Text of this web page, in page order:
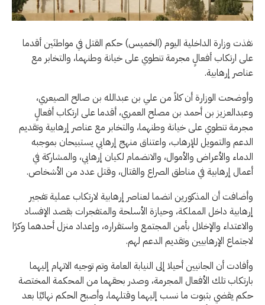
نفذت وزارة الداخلية اليوم (الخميس) حكم القتل في مواطنَين أقدما
على ارتكاب أفعالٍ مجرمة تنطوي على خيانة وطنهما، والتخابر مع
عناصر إرهابية.
وأوضحت الوزارة أن كلاً من علي بن عبدالله بن صالح الصيعري،
وعبدالعزيز بن أحمد بن مصلح العمري، أقدما على ارتكاب أفعالٍ
مجرمة تنطوي على خيانة وطنهما، والتخابر مع عناصر إرهابية وتقديم
الدعم والتمويل للإرهاب، واعتناق منهج إرهابي يستبيحان بموجبه
الدماء والأعراض والأموال، والانضمام لكيان إرهابي، والمشاركة في
أعمال إرهابية في مناطق الصراع والقتال، وقتل عدد من الأشخاص.
وأضافت أن المذكورين انضما لعناصر إرهابية لارتكاب عملية تفجير
إرهابية داخل المملكة، وحيازة الأسلحة والمتفجرات بقصد الإفساد
والاعتداء والإخلال بأمن المجتمع واستقراره، وإعداد منزل أحدهما وكرًا
لاجتماع الإرهابيين وتقديم الدعم لهم.
وأفادت أن الجانيين أحيلا إلى النيابة العامة وتم توجيه الاتهام إليهما
بارتكاب تلك الأفعال المجرمة، وصدر بحقهما من المحكمة المختصة
حكم يقضي بثبوت ما نسب إليهما وقتلهما، وأصبح الحكم نهائيًا بعد